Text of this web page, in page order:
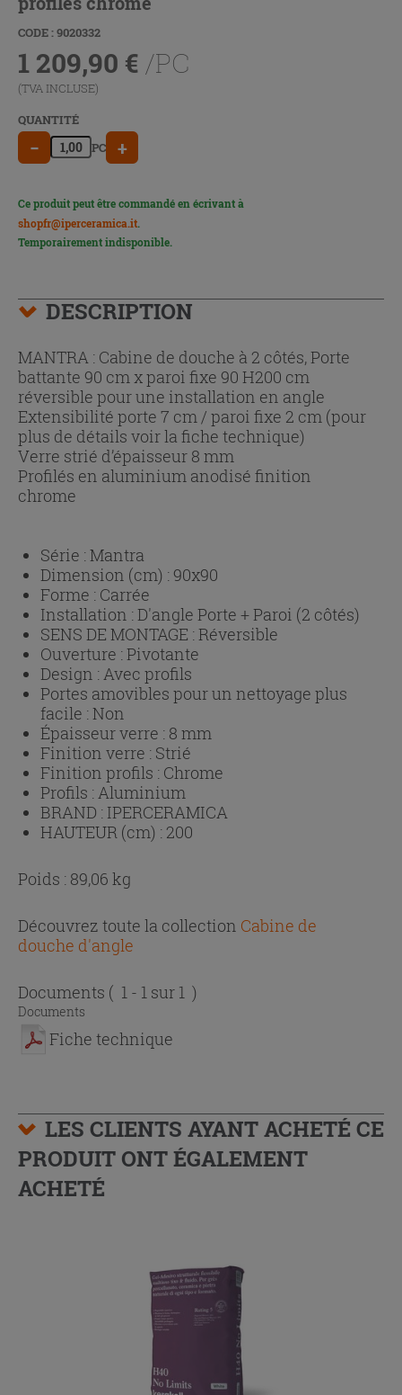
CODE : 9020332
1 209,90 € /PC
(TVA INCLUSE)
QUANTITÉ
− PC +
Ce produit peut être commandé en écrivant à
shopfr@iperceramica.it.
Temporairement indisponible.
DESCRIPTION
MANTRA : Cabine de douche à 2 côtés, Porte
battante 90 cm x paroi fixe 90 H200 cm
réversible pour une installation en angle
Extensibilité porte 7 cm / paroi fixe 2 cm (pour
plus de détails voir la fiche technique)
Verre strié d’épaisseur 8 mm
Profilés en aluminium anodisé finition
chrome
Série :Mantra
Dimension (cm) : 90x90
Forme : Carrée
Installation :D'angle Porte + Paroi (2 côtés)
SENS DE MONTAGE :Réversible
Ouverture :Pivotante
Design :Avec profils
Portes amovibles pour un nettoyage plus
facile :Non
Épaisseur verre : 8 mm
Finition verre : Strié
Finition profils : Chrome
Profils :Aluminium
BRAND : IPERCERAMICA
HAUTEUR (cm) : 200
Poids : 89,06 kg
Découvrez toute la collection Cabine de
douche d'angle
Documents ( 1 - 1 sur 1 )
Documents
Fiche technique
LES CLIENTS AYANT ACHETÉ CE
PRODUIT ONT ÉGALEMENT
ACHETÉ